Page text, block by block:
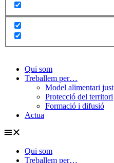
Qui som
Treballem per…
Model alimentari just
Protecció del territori
Formació i difusió
Actua
Qui som
Treballem per…